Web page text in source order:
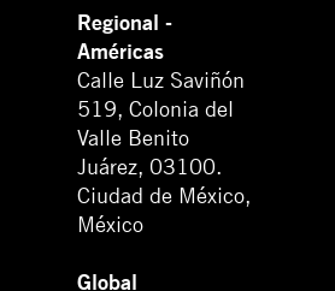
Regional -
Américas
Calle Luz Saviñón
519, Colonia del
Valle Benito
Juárez, 03100.
Ciudad de México,
México
Global